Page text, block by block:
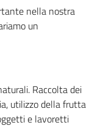
nella nostra
un
Raccolta dei
utilizzo della frutta
e lavoretti